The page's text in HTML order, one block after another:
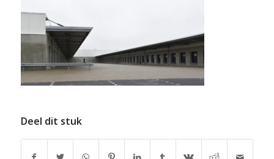
Deel dit stuk